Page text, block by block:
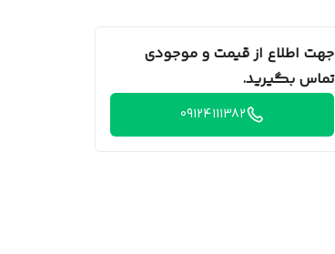
جهت اطلاع از قیمت و موجودی
تماس بگیرید.
09124111382